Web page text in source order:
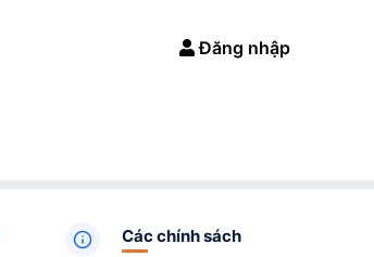
Đăng nhập
Các chính sách